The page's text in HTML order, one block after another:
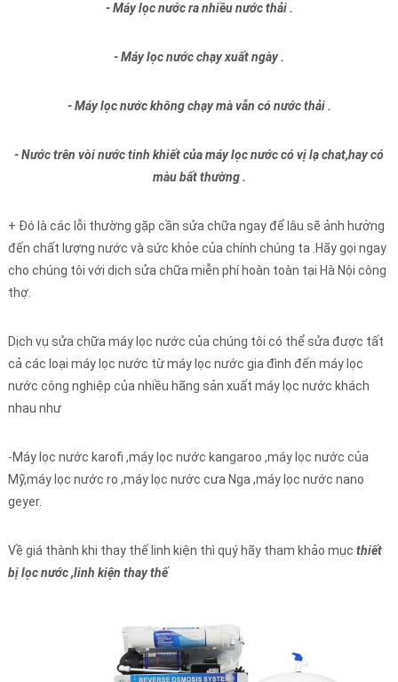
- Máy lọc nước ra nhiều nước thải .
- Máy lọc nước chạy xuất ngày .
- Máy lọc nước không chạy mà vẫn có nước thải .
- Nước trên vòi nước tinh khiết của máy lọc nước có vị lạ chat,hay có
màu bất thường .
+ Đó là các lỗi thường gặp cần sửa chữa ngay để lâu sẽ ảnh hưởng
đến chất lượng nước và sức khỏe của chính chúng ta .Hãy gọi ngay
cho chúng tôi với dịch sửa chữa miễn phí hoàn toàn tại Hà Nội công
thợ.
Dịch vụ sửa chữa máy lọc nước của chúng tôi có thể sửa được tất
cả các loại máy lọc nước từ máy lọc nước gia đình đến máy lọc
nước công nghiệp của nhiều hãng sản xuất máy lọc nước khách
nhau như
-Máy lọc nước karofi ,máy lọc nước kangaroo ,máy lọc nước của
Mỹ,máy lọc nước ro ,máy lọc nước cưa Nga ,máy lọc nước nano
geyer.
Về giá thành khi thay thế linh kiện thì quý hãy tham khảo mục thiết
bị lọc nước ,linh kiện thay thế